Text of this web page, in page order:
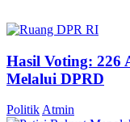
Hasil Voting: 226
Melalui DPRD
Politik Atmin